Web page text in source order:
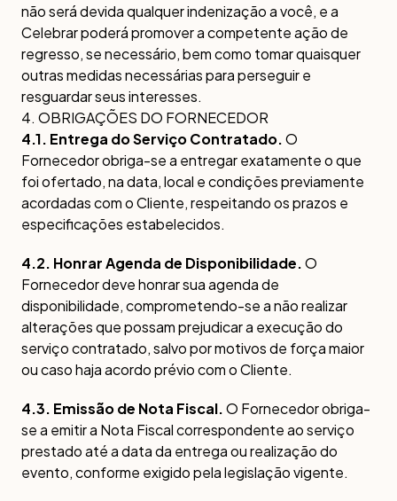
não será devida qualquer indenização a você, e a
Celebrar poderá promover a competente ação de
regresso, se necessário, bem como tomar quaisquer
outras medidas necessárias para perseguir e
resguardar seus interesses.
4. OBRIGAÇÕES DO FORNECEDOR
4.1. Entrega do Serviço Contratado.O
Fornecedor obriga-se a entregar exatamente o que
foi ofertado, na data, local e condições previamente
acordadas com o Cliente, respeitando os prazos e
especificações estabelecidos.
4.2. Honrar Agenda de Disponibilidade.O
Fornecedor deve honrar sua agenda de
disponibilidade, comprometendo-se a não realizar
alterações que possam prejudicar a execução do
serviço contratado, salvo por motivos de força maior
ou caso haja acordo prévio com o Cliente.
4.3. Emissão de Nota Fiscal.O Fornecedor obriga-
se a emitir a Nota Fiscal correspondente ao serviço
prestado até a data da entrega ou realização do
evento, conforme exigido pela legislação vigente.